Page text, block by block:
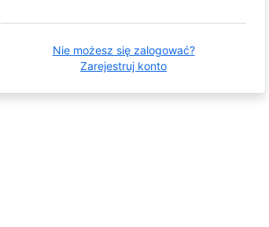
Nie możesz się zalogować?
Zarejestruj konto